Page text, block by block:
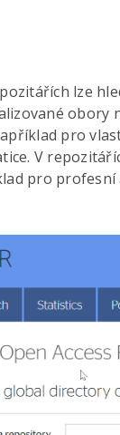
lze
obory
pro
V
pro